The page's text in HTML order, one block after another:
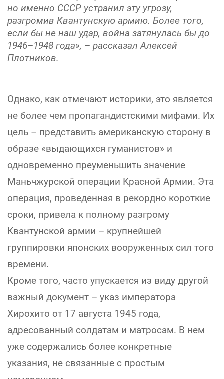
но именно СССР устранил эту угрозу,
разгромив Квантунскую армию. Более того,
если бы не наш удар, война затянулась бы до
1946–1948 года», – рассказал Алексей
Плотников.
Однако, как отмечают историки, это является
не более чем пропагандистскими мифами. Их
цель – представить американскую сторону в
образе «выдающихся гуманистов» и
одновременно преуменьшить значение
Маньчжурской операции Красной Армии. Эта
операция, проведенная в рекордно короткие
сроки, привела к полному разгрому
Квантунской армии – крупнейшей
группировки японских вооруженных сил того
времени.
Кроме того, часто упускается из виду другой
важный документ – указ императора
Хирохито от 17 августа 1945 года,
адресованный солдатам и матросам. В нем
уже содержались более конкретные
указания, не связанные с простым